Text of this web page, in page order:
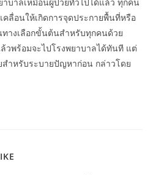
บาลเหมือนผู้ป่วยทั่วไปได้แล้ว ทุกคน
ลื่อนให้เกิดการจุดประกายพื้นที่หรือ
างเลือกขั้นต้นสำหรับทุกคนด้วย
วพร้อมจะไปโรงพยาบาลได้ทันที แต่
ำหรับระบายปัญหาก่อน กล่าวโดย